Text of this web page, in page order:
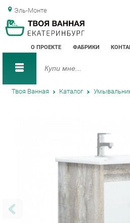
Эль-Монте
О ПРОЕКТЕ ФАБРИКИ
Твоя Ванная Каталог